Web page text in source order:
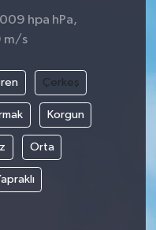
hpa hPa,
m/s
Çerkeş
Korgun
Orta